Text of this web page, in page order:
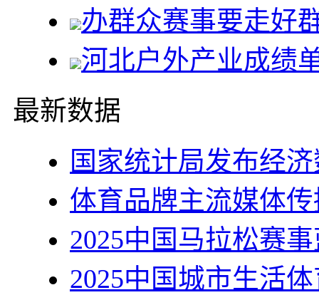
办群众赛事要走好
河北户外产业成绩
最新数据
国家统计局发布经
体育品牌主流媒体
2025中国马拉松赛
2025中国城市生活